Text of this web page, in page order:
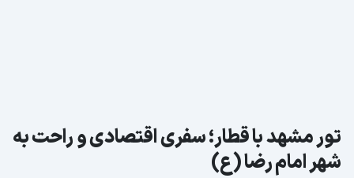
تور مشهد با قطار؛ سفری اقتصادی و راحت به
شهر امام رضا (ع)